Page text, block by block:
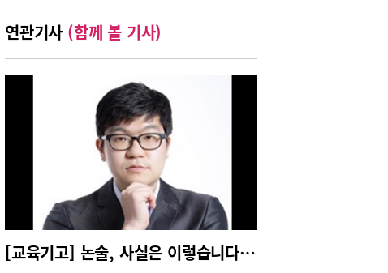
연관기사 (함께 볼 기사)
[교육기고] 논술, 사실은 이렇습니다 ① 논술 전형이 달라지고 있다